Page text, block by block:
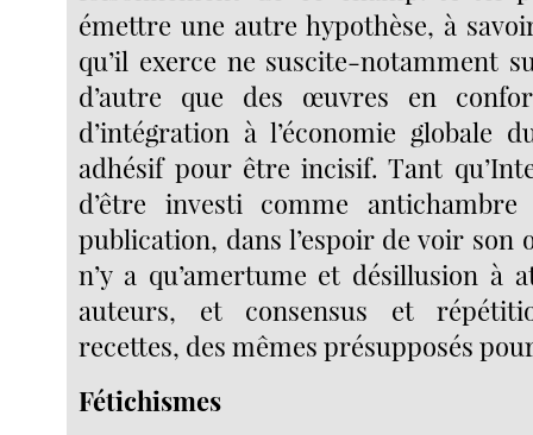
émettre une autre hypothèse, à
qu’il exerce ne suscite-notamment
d’autre que des œuvres en
d’intégration à l’économie globale
adhésif pour être incisif. Tant
d’être investi comme
publication, dans l’espoir de voir
n’y a qu’amertume et désillusion à
auteurs, et consensus et
recettes, des mêmes présupposés
Fétichismes